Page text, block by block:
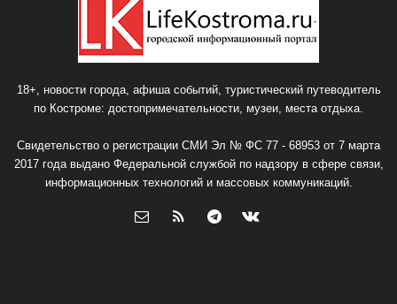
18+, новости города, афиша событий, туристический путеводитель
по Костроме: достопримечательности, музеи, места отдыха.
Свидетельство о регистрации СМИ Эл № ФС 77 - 68953 от 7 марта
2017 года выдано Федеральной службой по надзору в сфере связи,
информационных технологий и массовых коммуникаций.